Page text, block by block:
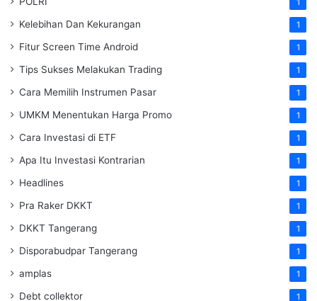
1
Kelebihan Dan Kekurangan 1
Fitur Screen Time Android 1
Tips Sukses Melakukan Trading 1
Cara Memilih Instrumen Pasar 1
UMKM Menentukan Harga Promo 1
Cara Investasi di ETF 1
Apa Itu Investasi Kontrarian 1
Headlines 1
Pra Raker DKKT 1
DKKT Tangerang 1
Disporabudpar Tangerang 1
amplas 1
Debt collektor 1